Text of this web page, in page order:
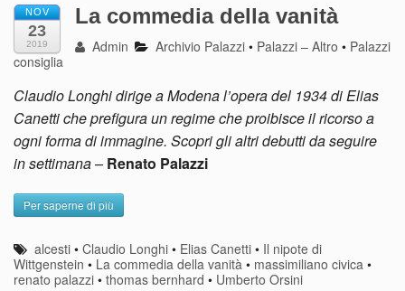
NOV
23
2019
La commedia della vanità
Admin Archivio Palazzi • Palazzi – Altro • Palazzi
consiglia
Claudio Longhi dirige a Modena l’opera del 1934 di Elias
Canetti che prefigura un regime che proibisce il ricorso a
ogni forma di immagine. Scopri gli altri debutti da seguire
in settimana– Renato Palazzi
Per saperne di più
alcesti •Claudio Longhi • Elias Canetti • Il nipote di
Wittgenstein • La commedia della vanità • massimiliano civica •
renato palazzi • thomas bernhard • Umberto Orsini